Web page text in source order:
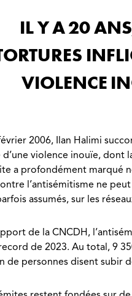
IL Y A 20
VIOLENCE
2006, Ilan Halimi
d’une violence inouïe,
a profondément marqué
l’antisémitisme ne
assumés, sur les
de la CNCDH,
de 2023. Au total, 9
de personnes disent subir